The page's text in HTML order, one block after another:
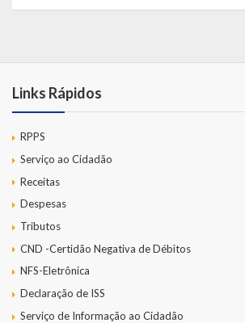
Links Rápidos
RPPS
Serviço ao Cidadão
Receitas
Despesas
Tributos
CND -Certidão Negativa de Débitos
NFS-Eletrônica
Declaração de ISS
Serviço de Informação ao Cidadão